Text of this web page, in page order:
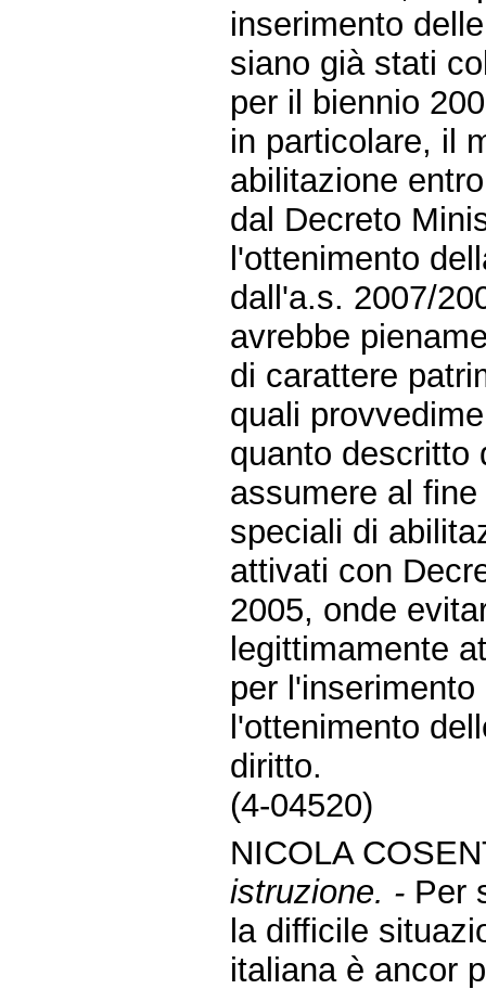
inserimento
siano già stati
per il biennio
in particolare, il
abilitazione
dal Decreto
l'ottenimento
dall'a.s. 2007/
avrebbe
di carattere
quali
quanto descritto
assumere al
speciali di
attivati con
2005, onde
legittimamente
per
l'ottenimento
diritto.
(4-04520)
NICOLA
istruzione. - Per
la difficile
italiana è ancor